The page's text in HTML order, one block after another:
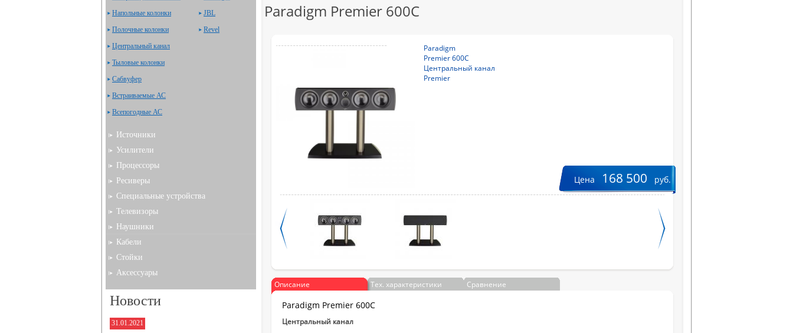
Paradigm Premier 600C
Paradigm
Premier 600C
Центральный канал
Premier
Цена 168 500 руб.
Описание Тех. характеристики Сравнение
Paradigm Premier 600C
Центральный канал
Напольные колонки
Полочные колонки
Центральный канал
Тыловые колонки
Сабвуфер
Встраиваемые АС
Всепогодные АС
JBL
Revel
Источники
Усилители
Процессоры
Ресиверы
Специальные устройства
Телевизоры
Наушники
Кабели
Стойки
Аксессуары
Новости
31.01.2021